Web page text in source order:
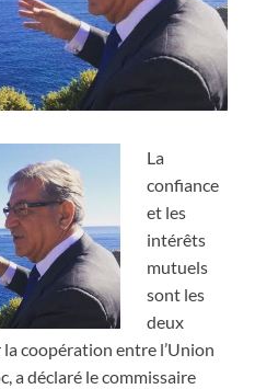
La
confiance
et les
intérêts
mutuels
sont les
deux
coopération entre l’Union
a déclaré le commissaire